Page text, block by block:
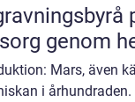
genom
Mars, även
i